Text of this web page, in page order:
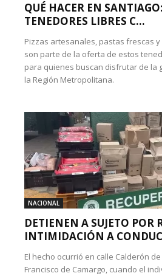
QUÉ HACER EN
TENEDORES LIBRES C...
Pizzas artesanales, pastas frescas
son parte de la oferta de estos
para quienes buscan disfrutar de la
la Región Metropolitana.
NACIONAL
DETIENEN A SUJETO POR
INTIMIDACIÓN A
El hecho ocurrió en calle Calderón
Francisco de Camargo, cuando el